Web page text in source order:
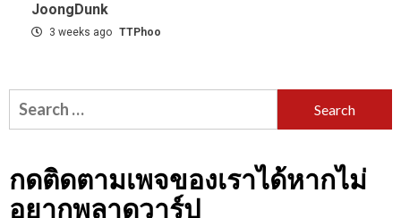
JoongDunk
3 weeks ago TTPhoo
Search
for:
กดติดตามเพจของเราได้หากไม่
อยากพลาดวาร์ป